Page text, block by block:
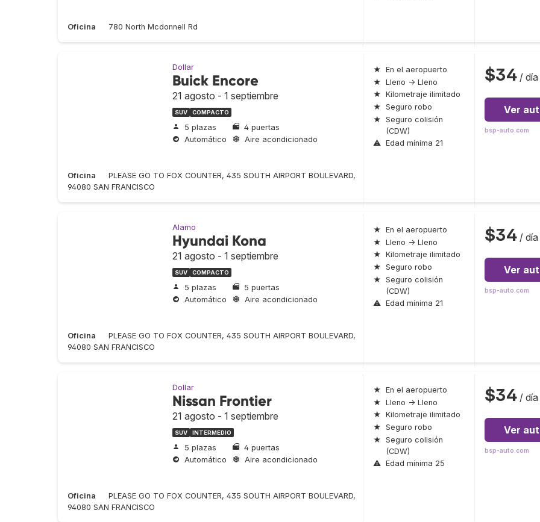
Oficina 780 North Mcdonnell Rd
Dollar
Buick Encore
21 agosto - 1 septiembre
SUV COMPACTO
5 plazas
4 puertas
Automático
Aire acondicionado
Oficina
PLEASE GO TO FOX COUNTER, 435 SOUTH AIRPORT BOULEVARD,
94080 SAN FRANCISCO
★ En el aeropuerto
★ Lleno → Lleno
★ Kilometraje ilimitado
★ Seguro robo
★ Seguro colisión
(CDW)
⚠ Edad mínima 21
$34/ día
Ver
bsp-auto.com
Alamo
Hyundai Kona
21 agosto - 1 septiembre
SUV COMPACTO
5 plazas
5 puertas
Automático
Aire acondicionado
Oficina
PLEASE GO TO FOX COUNTER, 435 SOUTH AIRPORT BOULEVARD,
94080 SAN FRANCISCO
★ En el aeropuerto
★ Lleno → Lleno
★ Kilometraje ilimitado
★ Seguro robo
★ Seguro colisión
(CDW)
⚠ Edad mínima 21
$34/ día
Ver
bsp-auto.com
Dollar
Nissan Frontier
21 agosto - 1 septiembre
SUV INTERMEDIO
5 plazas
4 puertas
Automático
Aire acondicionado
Oficina
PLEASE GO TO FOX COUNTER, 435 SOUTH AIRPORT BOULEVARD,
94080 SAN FRANCISCO
★ En el aeropuerto
★ Lleno → Lleno
★ Kilometraje ilimitado
★ Seguro robo
★ Seguro colisión
(CDW)
⚠ Edad mínima 25
$34/ día
Ver
bsp-auto.com